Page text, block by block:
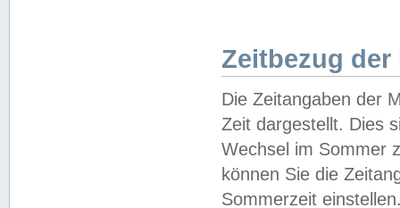
Zeitbezug der
Die Zeitangaben der
Zeit dargestellt. Dies
Wechsel im Sommer
können Sie die
Sommerzeit